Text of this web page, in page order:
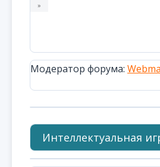
»
Модератор форума:
Интеллектуальная